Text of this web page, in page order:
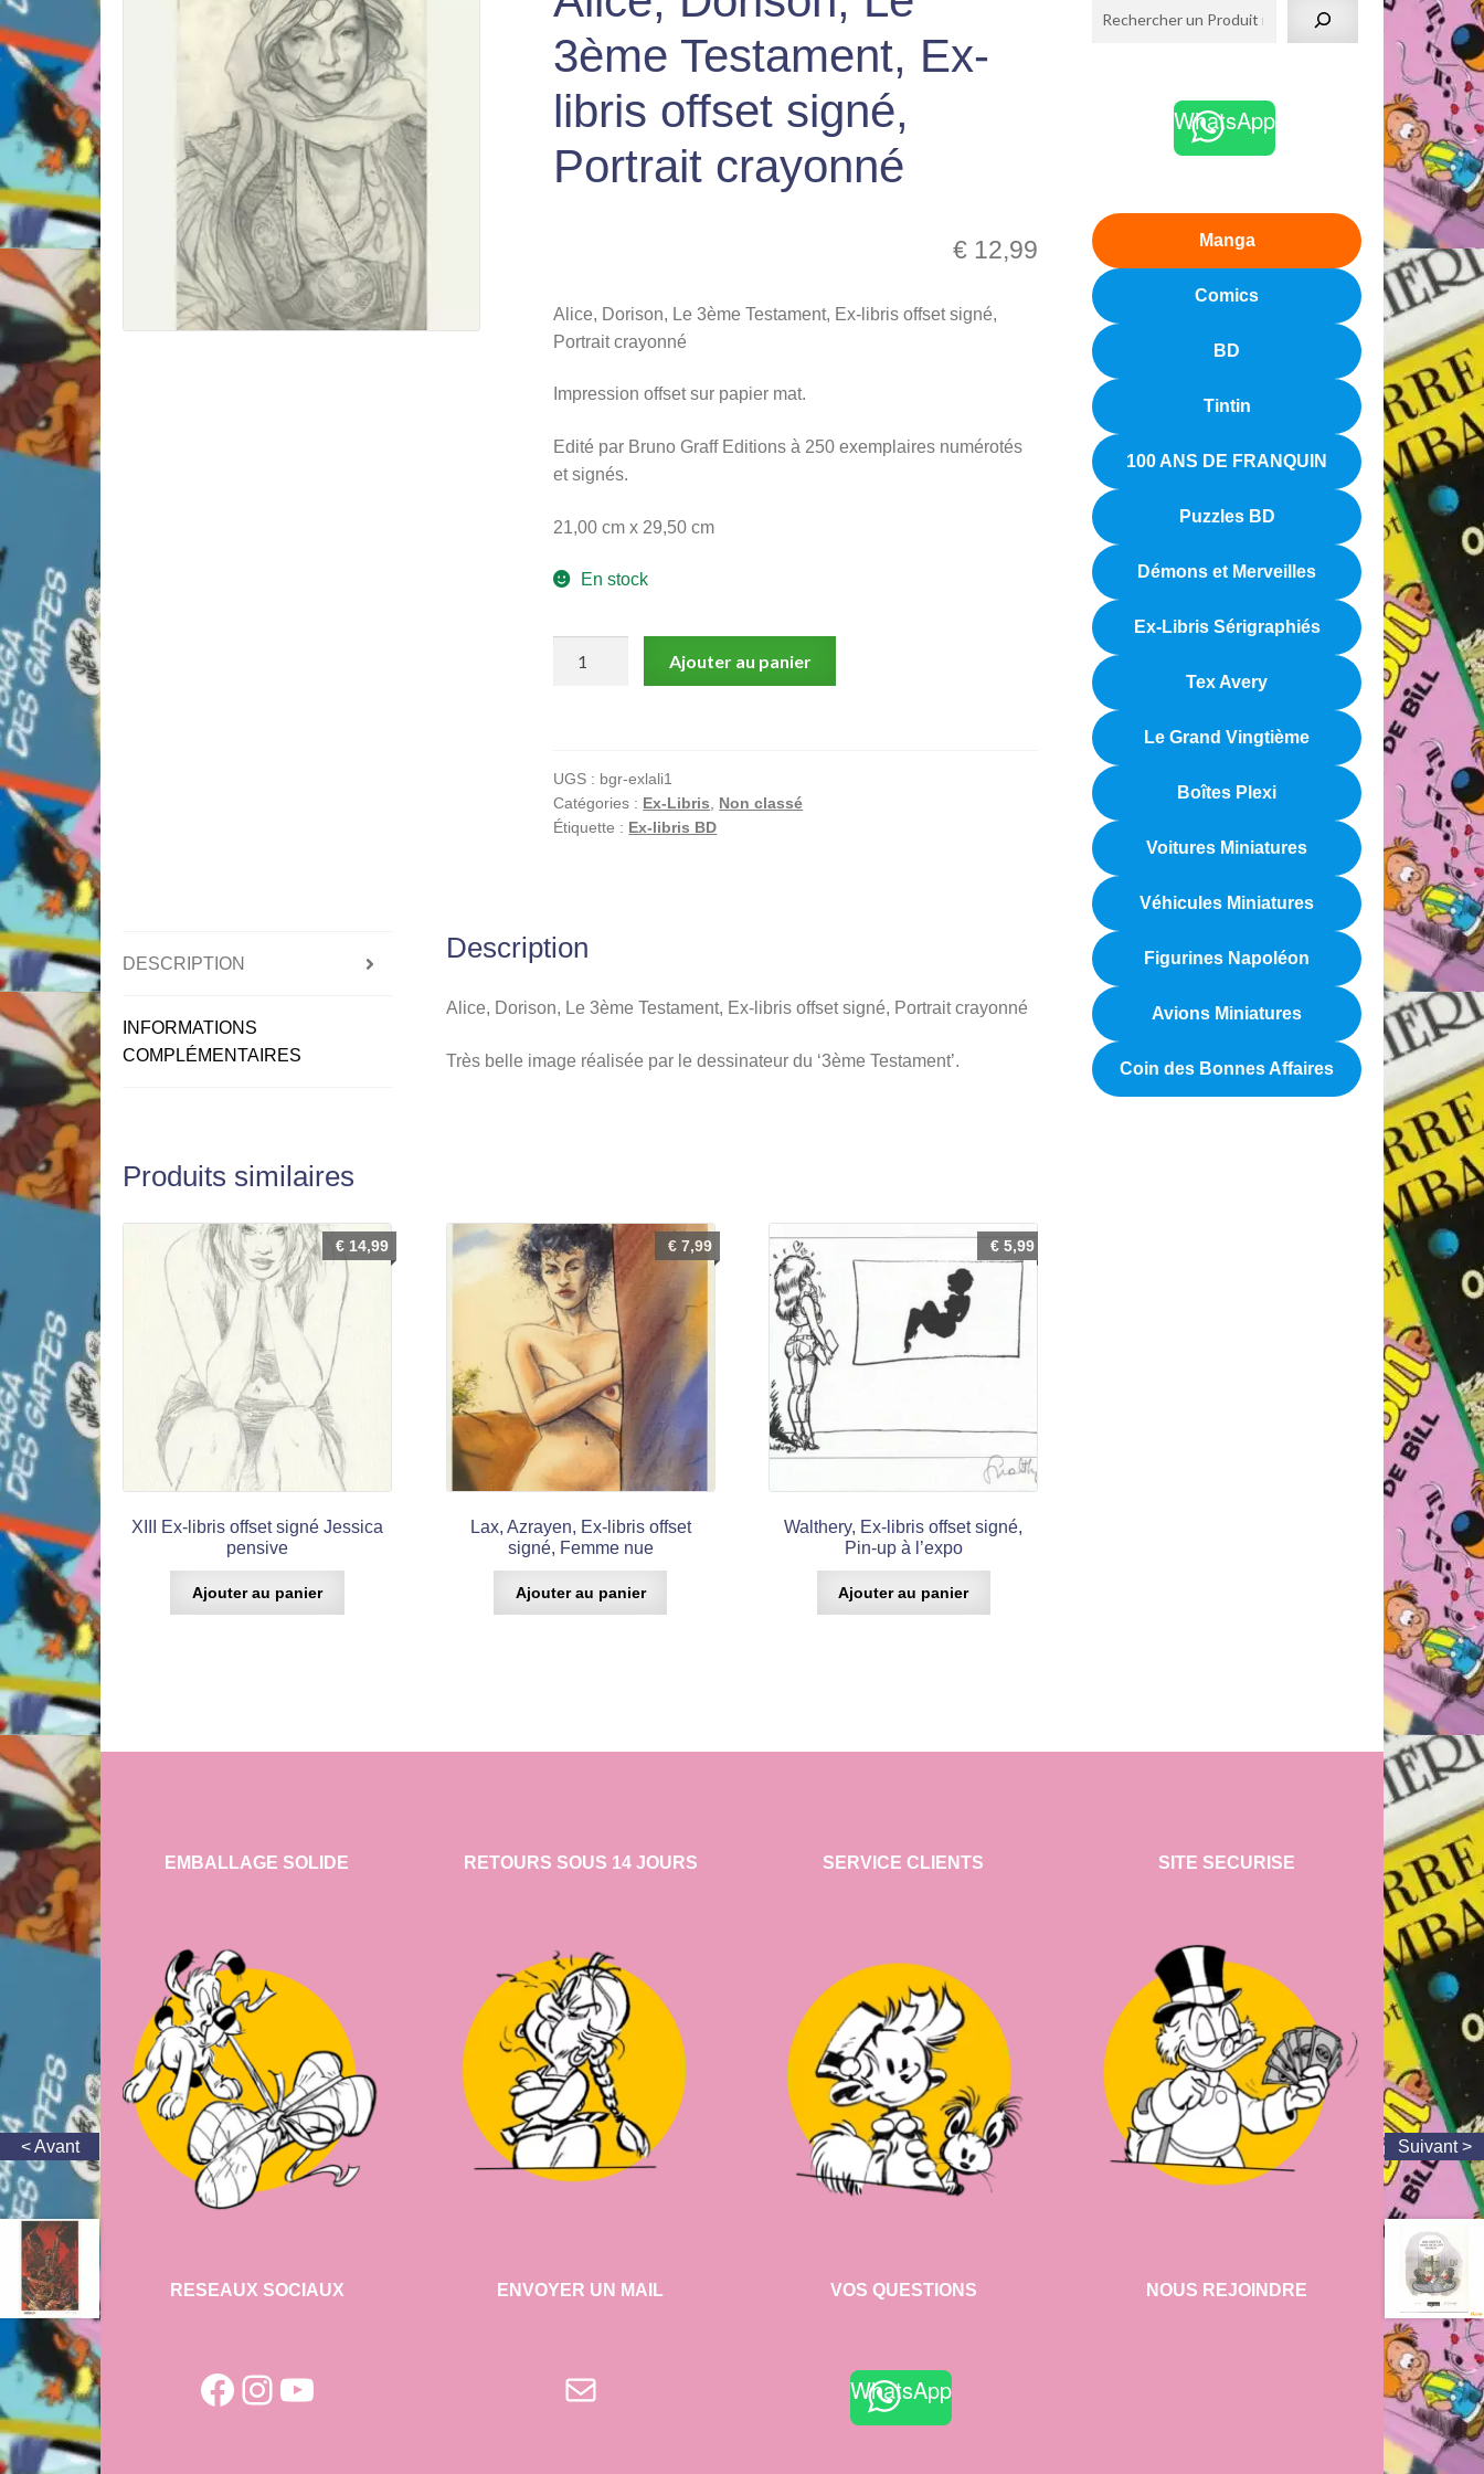
3ème Testament, Ex-
libris offset signé,
Portrait crayonné
€ 12,99
Alice, Dorison, Le 3ème Testament, Ex-libris offset signé,
Portrait crayonné
Impression offset sur papier mat.
Edité par Bruno Graff Editions à 250 exemplaires numérotés
et signés.
21,00 cm x 29,50 cm
En stock
3ème
Testament,
Ex-
Portrait
Ajouter au panier
UGS : bgr-exlali1
Catégories : Ex-Libris
Non classé
Étiquette : Ex-libris BD
DESCRIPTION
INFORMATIONS
COMPLÉMENTAIRES
Description
Alice, Dorison, Le 3ème Testament, Ex-libris offset signé, Portrait crayonné
Très belle image réalisée par le dessinateur du ‘3ème Testament’.
Produits similaires
XIII Ex-libris offset signé Jessica
pensive
€14,99
Ajouter au panier
Lax, Azrayen, Ex-libris offset
signé, Femme nue
€7,99
Ajouter au panier
Walthery, Ex-libris offset signé,
Pin-up à l’expo
€ 5,99
Ajouter au panier
WhatsApp
Manga
Comics
BD
Tintin
100 ANS DE FRANQUIN
Puzzles BD
Démons et Merveilles
Ex-Libris Sérigraphiés
Tex Avery
Le Grand Vingtième
Boîtes Plexi
Voitures Miniatures
Véhicules Miniatures
Figurines Napoléon
Avions Miniatures
Coin des Bonnes Affaires
EMBALLAGE SOLIDE
RESEAUX SOCIAUX
Facebook
Instagram
YouTube
RETOURS SOUS 14 JOURS
ENVOYER UN MAIL
E-mail
SERVICE CLIENTS
VOS QUESTIONS
WhatsApp
SITE SECURISE
NOUS REJOINDRE